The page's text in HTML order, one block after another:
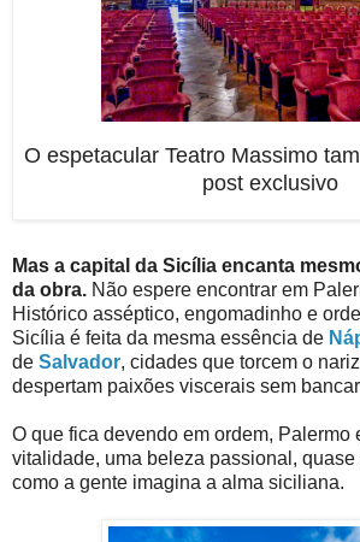
O espetacular Teatro Massimo
post exclusivo
Mas a capital da Sicília encanta
da obra. Não espere encontrar em
Histórico asséptico, engomadinho e
Sicília é feita da mesma essência de
de Salvador, cidades que torcem o
despertam paixões viscerais sem
O que fica devendo em ordem, Palermo
vitalidade, uma beleza passional, quase
como a gente imagina a alma siciliana.